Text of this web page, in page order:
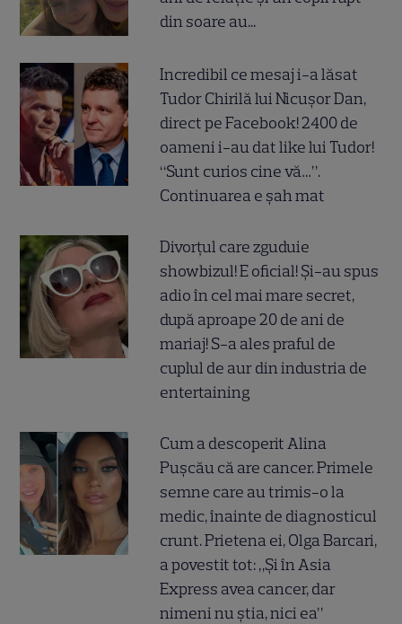
din soare au...
Incredibil ce mesaj i-a lăsat
Tudor Chirilă lui Nicușor Dan,
direct pe Facebook! 2400 de
oameni i-au dat like lui Tudor!
“Sunt curios cine vă…”.
Continuarea e șah mat
Divorțul care zguduie
showbizul! E oficial! Și-au spus
adio în cel mai mare secret,
după aproape 20 de ani de
mariaj! S-a ales praful de
cuplul de aur din industria de
entertaining
Cum a descoperit Alina
Pușcău că are cancer. Primele
semne care au trimis-o la
medic, înainte de diagnosticul
crunt. Prietena ei, Olga Barcari,
a povestit tot: „Și în Asia
Express avea cancer, dar
nimeni nu știa, nici ea”